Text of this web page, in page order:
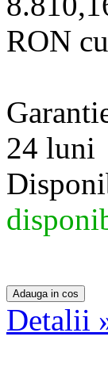
RON
24 luni
Detalii